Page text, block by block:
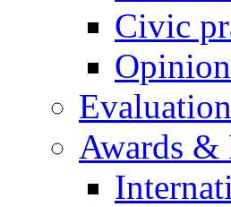
Civic
Awards &